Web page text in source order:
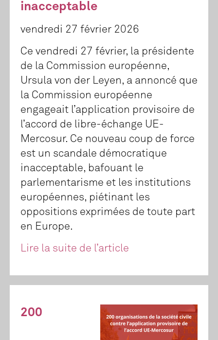
inacceptable
vendredi 27 février 2026
Ce vendredi 27 février, la présidente
de la Commission européenne,
Ursula von der Leyen, a annoncé que
la Commission européenne
engageait l’application provisoire de
l’accord de libre-échange UE-
Mercosur. Ce nouveau coup de force
est un scandale démocratique
inacceptable, bafouant le
parlementarisme et les institutions
européennes, piétinant les
oppositions exprimées de toute part
en Europe.
Lire la suite de l’article
200